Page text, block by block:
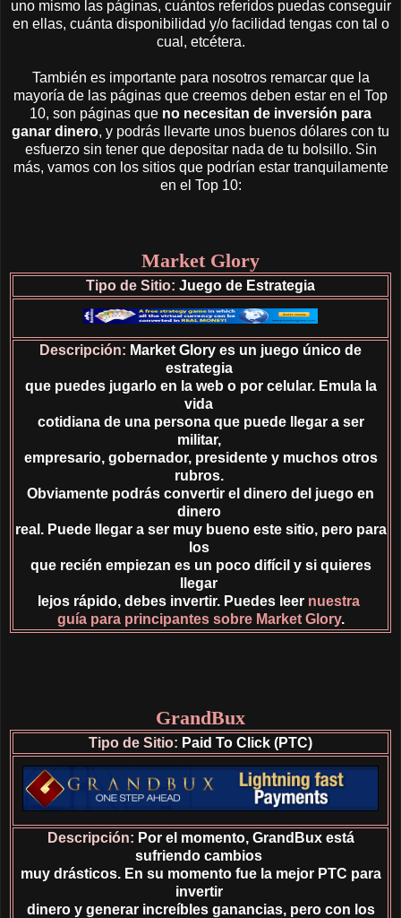
uno mismo las páginas, cuántos referidos puedas conseguir
en ellas, cuánta disponibilidad y/o facilidad tengas con tal o
cual, etcétera.
También es importante para nosotros remarcar que la
mayoría de las páginas que creemos deben estar en el Top
10, son páginas que no necesitan de inversión para
ganar dinero, y podrás llevarte unos buenos dólares con tu
esfuerzo sin tener que depositar nada de tu bolsillo. Sin
más, vamos con los sitios que podrían estar tranquilamente
en el Top 10:
Market Glory
Tipo de Sitio: Juego de Estrategia
Descripción: Market Glory es un juego único de
estrategia
que puedes jugarlo en la web o por celular. Emula la
vida
cotidiana de una persona que puede llegar a ser
militar,
empresario, gobernador, presidente y muchos otros
rubros.
Obviamente podrás convertir el dinero del juego en
dinero
real. Puede llegar a ser muy bueno este sitio, pero para
los
que recién empiezan es un poco difícil y si quieres
llegar
lejos rápido, debes invertir. Puedes leer nuestra
guía para principantes sobre Market Glory.
GrandBux
Tipo de Sitio: Paid To Click (PTC)
Descripción: Por el momento, GrandBux está
sufriendo cambios
muy drásticos. En su momento fue la mejor PTC para
invertir
dinero y generar increíbles ganancias, pero con los